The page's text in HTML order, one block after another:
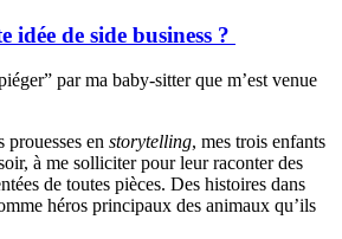
idée de side business ?
par ma baby-sitter que m’est venue
prouesses en storytelling, mes trois enfants
à me solliciter pour leur raconter des
de toutes pièces. Des histoires dans
héros principaux des animaux qu’ils